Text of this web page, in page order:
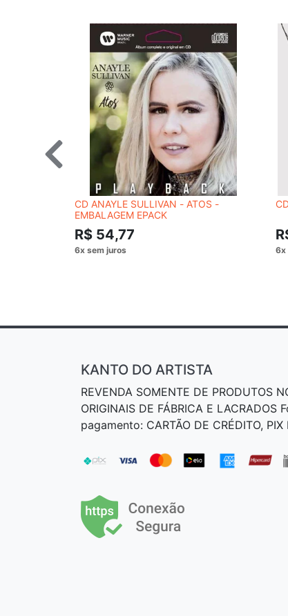
CD ANAYLE SULLIVAN - ATOS -
EMBALAGEM EPACK
R$ 54,77
KANTO DO ARTISTA
REVENDA SOMENTE DE PRODUTOS
ORIGINAIS DE FÁBRICA E LACRADOS
pagamento: CARTÃO DE CRÉDITO, PIX